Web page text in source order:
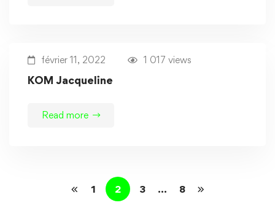
février 11, 2022 1 017 views
KOM Jacqueline
Read more
1 2 3 … 8